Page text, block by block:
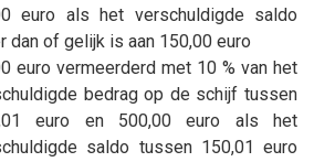
euro als het verschuldigde saldo
dan of gelijk is aan 150,00 euro
euro vermeerderd met 10 % van het
bedrag op de schijf tussen
euro en 500,00 euro als het
saldo tussen 150,01 euro